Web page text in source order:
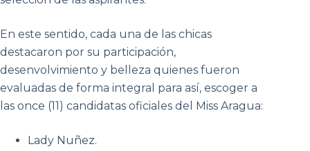
En este sentido, cada una de las chicas
destacaron por su participación,
desenvolvimiento y belleza quienes fueron
evaluadas de forma integral para así, escoger a
las once (11) candidatas oficiales del Miss Aragua:
Lady Nuñez.